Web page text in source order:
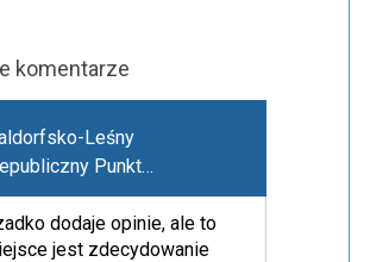
komentarze
Leśny
Punkt
"Momo"
dodaje opinie, ale to
jest zdecydowanie